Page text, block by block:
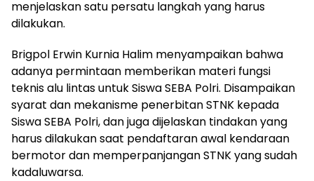
menjelaskan satu persatu langkah yang harus
dilakukan.
Brigpol Erwin Kurnia Halim menyampaikan bahwa
adanya permintaan memberikan materi fungsi
teknis alu lintas untuk Siswa SEBA Polri. Disampaikan
syarat dan mekanisme penerbitan STNK kepada
Siswa SEBA Polri, dan juga dijelaskan tindakan yang
harus dilakukan saat pendaftaran awal kendaraan
bermotor dan memperpanjangan STNK yang sudah
kadaluwarsa.